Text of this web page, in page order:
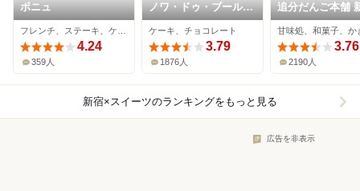
ボニュ
4.24
359人
ノワ・ドゥ・ブール
新宿伊勢丹店
ケーキ、チョコレート
3.79
1876人
追分だんご本舗
本店
甘味処、和菓子、か
3.76
2190人
新宿×スイーツのランキングをもっと見る
広告を非表示